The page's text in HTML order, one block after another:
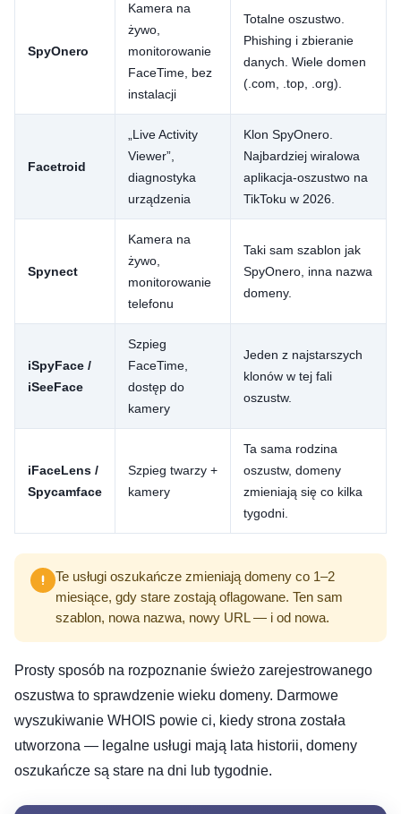
SpyOnero
Kamera na
żywo,
monitorowanie
FaceTime, bez
instalacji
Totalne oszustwo.
Phishing i zbieranie
danych. Wiele domen
(.com, .top, .org).
Facetroid
„Live Activity
Viewer”,
diagnostyka
urządzenia
Klon SpyOnero.
Najbardziej wiralowa
aplikacja-oszustwo na
TikToku w 2026.
Spynect
Kamera na
żywo,
monitorowanie
telefonu
Taki sam szablon jak
SpyOnero, inna nazwa
domeny.
iSpyFace /
iSeeFace
Szpieg
FaceTime,
dostęp do
kamery
Jeden z najstarszych
klonów w tej fali
oszustw.
iFaceLens /
Spycamface
Szpieg twarzy +
kamery
Ta sama rodzina
oszustw, domeny
zmieniają się co kilka
tygodni.
Te usługi oszukańcze zmieniają domeny co 1–2
miesiące, gdy stare zostają oflagowane. Ten sam
szablon, nowa nazwa, nowy URL — i od nowa.
Prosty sposób na rozpoznanie świeżo zarejestrowanego
oszustwa to sprawdzenie wieku domeny. Darmowe
wyszukiwanie WHOIS powie ci, kiedy strona została
utworzona — legalne usługi mają lata historii, domeny
oszukańcze są stare na dni lub tygodnie.